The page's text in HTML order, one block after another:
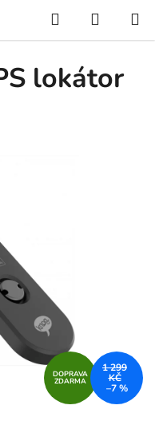
Hledat
KOŠÍK
lokátor
DOPRAVA
ZDARMA
1 299
KČ
–7 %